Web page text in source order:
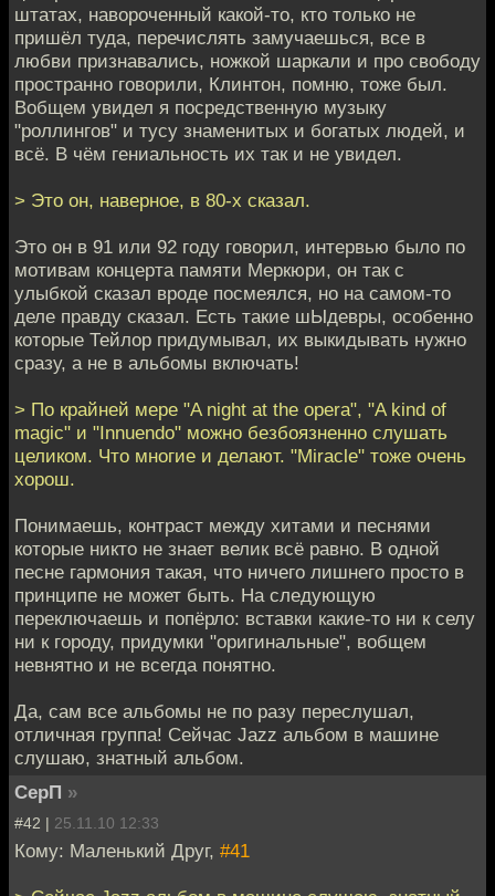
штатах, навороченный какой-то, кто только не
пришёл туда, перечислять замучаешься, все в
любви признавались, ножкой шаркали и про свободу
пространно говорили, Клинтон, помню, тоже был.
Вобщем увидел я посредственную музыку
"роллингов" и тусу знаменитых и богатых людей, и
всё. В чём гениальность их так и не увидел.
> Это он, наверное, в 80-х сказал.
Это он в 91 или 92 году говорил, интервью было по
мотивам концерта памяти Меркюри, он так с
улыбкой сказал вроде посмеялся, но на самом-то
деле правду сказал. Есть такие шЫдевры, особенно
которые Тейлор придумывал, их выкидывать нужно
сразу, а не в альбомы включать!
> По крайней мере "A night at the opera", "A kind of
magic" и "Innuendo" можно безбоязненно слушать
целиком. Что многие и делают. "Miracle" тоже очень
хорош.
Понимаешь, контраст между хитами и песнями
которые никто не знает велик всё равно. В одной
песне гармония такая, что ничего лишнего просто в
принципе не может быть. На следующую
переключаешь и попёрло: вставки какие-то ни к селу
ни к городу, придумки "оригинальные", вобщем
невнятно и не всегда понятно.
Да, сам все альбомы не по разу переслушал,
отличная группа! Сейчас Jazz альбом в машине
слушаю, знатный альбом.
СерП »
#42 | 25.11.10 12:33
Кому: Маленький Друг, #41